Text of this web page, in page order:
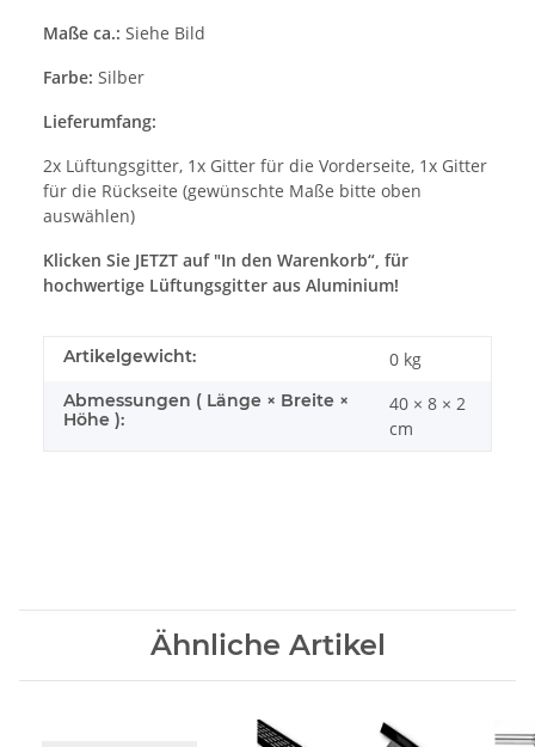
Maße ca.: Siehe Bild
Farbe: Silber
Lieferumfang:
2x Lüftungsgitter, 1x Gitter für die Vorderseite, 1x Gitter
für die Rückseite (gewünschte Maße bitte oben
auswählen)
Klicken Sie JETZT auf "In den Warenkorb“, für
hochwertige Lüftungsgitter aus Aluminium!
Artikelgewicht: 0 kg
Abmessungen ( Länge × Breite ×
Höhe ):
40 × 8 × 2
cm
Ähnliche Artikel